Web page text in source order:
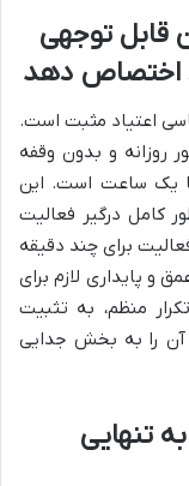
قابل توجهی
اعتیاد مثبت است.
روزانه و بدون وقفه
او ۳۰ دقیقه تا یک ساعت است. این
کامل درگیر فعالیت
برای چند دقیقه
و پایداری لازم برای
منظم، به تثبیت
را به بخش جدایی
تنهایی